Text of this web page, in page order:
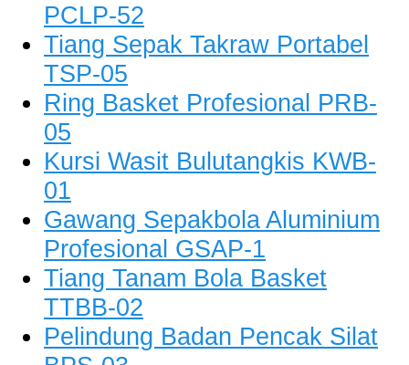
PCLP-52
Tiang Sepak Takraw Portabel
TSP-05
Ring Basket Profesional PRB-
05
Kursi Wasit Bulutangkis KWB-
01
Gawang Sepakbola Aluminium
Profesional GSAP-1
Tiang Tanam Bola Basket
TTBB-02
Pelindung Badan Pencak Silat